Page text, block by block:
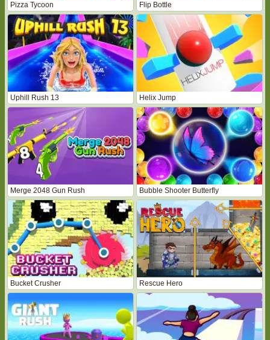
Pizza Tycoon Flip Bottle
Uphill Rush 13 Helix Jump
Merge 2048 Gun Rush Bubble Shooter Butterfly
Bucket Crusher Rescue Hero